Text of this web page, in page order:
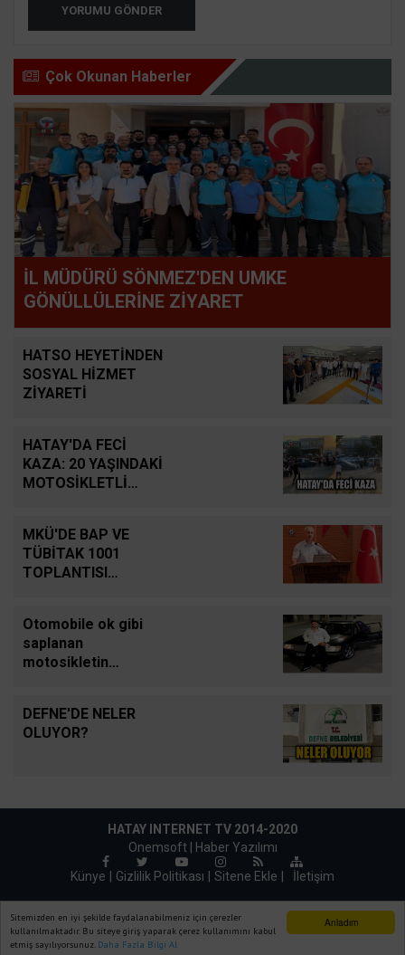
Anladım
Sitemizden en iyi şekilde faydalanabilmeniz için çerezler
kullanılmaktadır. Bu siteye giriş yaparak çerez kullanımını kabul
etmiş sayılıyorsunuz. Daha Fazla Bilgi Al
YORUMU GÖNDER
Çok Okunan Haberler
İL MÜDÜRÜ SÖNMEZ'DEN UMKE
GÖNÜLLÜLERİNE ZİYARET
HATSO HEYETİNDEN
SOSYAL HİZMET
ZİYARETİ
HATAY'DA FECİ
KAZA: 20 YAŞINDAKİ
MOTOSİKLETLİ
MKÜ'DE BAP VE
TÜBİTAK 1001
TOPLANTISI
Otomobile ok gibi
saplanan
motosikletin
kalarak can verdiği
kaza kamerada
DEFNE'DE NELER
OLUYOR?
HATAY INTERNET TV 2014-2020
Onemsoft |
Haber Yazılımı
Künye
Gizlilik Politikası Sitene Ekle İletişim
Ana Sayfa Web TV